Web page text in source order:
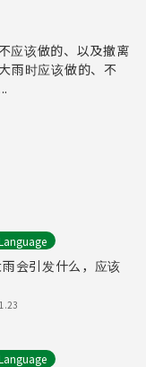
应该做的、以及撤离
时应该做的、不
会引发什么，应该